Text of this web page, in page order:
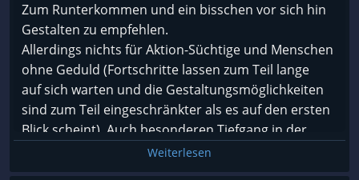
Zum Runterkommen und ein bisschen vor sich hin
Gestalten zu empfehlen.
Allerdings nichts für Aktion-Süchtige und Menschen
ohne Geduld (Fortschritte lassen zum Teil lange
auf sich warten und die Gestaltungsmöglichkeiten
sind zum Teil eingeschränkter als es auf den ersten
Blick scheint). Auch besonderen Tiefgang in der
Story sollte man nicht erwarten.
Ich sehen die Ruhe und Freundlichkeit des Spiels als
Weiterlesen